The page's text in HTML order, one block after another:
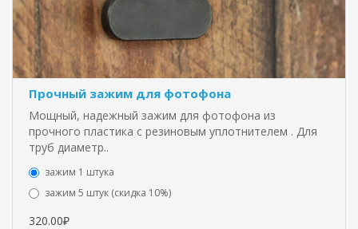
Прочный зажим для фотофона
Мощный, надежный зажим для фотофона из
прочного пластика с резиновым уплотнителем . Для
труб диаметр..
зажим 1 штука
зажим 5 штук (скидка 10%)
320.00₽